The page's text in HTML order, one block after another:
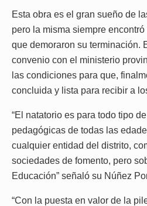
Esta obra es el gran sueño de
pero la misma siempre
que demoraron su terminación.
convenio con el ministerio
las condiciones para que,
concluida y lista para recibir a
“El natatorio es para todo tipo
pedagógicas de todas las
cualquier entidad del distrito,
sociedades de fomento, pero
Educación” señaló su Núñez
“Con la puesta en valor de la